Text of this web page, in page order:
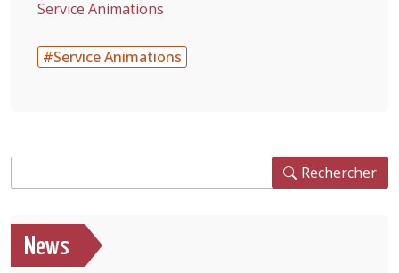
Service Animations
#Service Animations
Rechercher
News